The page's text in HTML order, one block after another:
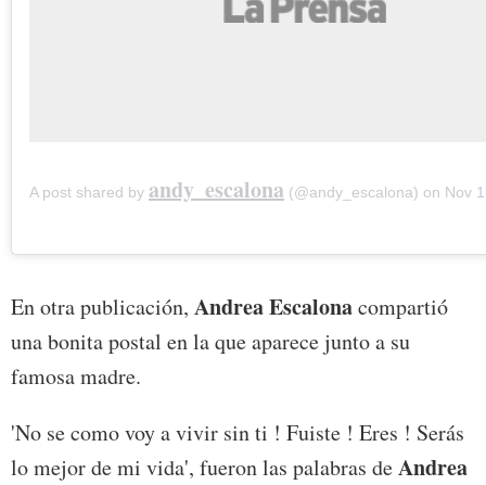
A post shared by andy_escalona (@andy_escalona) on Nov 1,
En otra publicación, Andrea Escalonacompartió
una bonita postal en la que aparece junto a su
famosa madre.
'No se como voy a vivir sin ti ! Fuiste ! Eres ! Serás
lo mejor de mi vida', fueron las palabras deAndrea